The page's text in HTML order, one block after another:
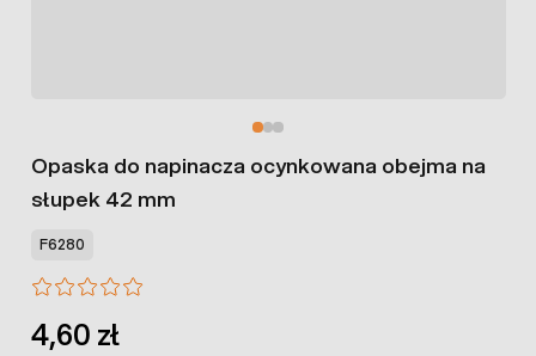
Opaska do napinacza ocynkowana obejma na
słupek 42 mm
F6280
4,60 zł